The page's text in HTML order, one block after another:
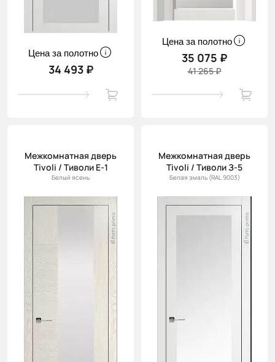
Цена за полотно
34 493 ₽
Цена за полотно
35 075 ₽
41 265 ₽
Межкомнатная дверь
Tivoli / Тиволи Е-1
Белый ясень
Межкомнатная дверь
Tivoli / Тиволи З-5
Белая эмаль (RAL 9003)